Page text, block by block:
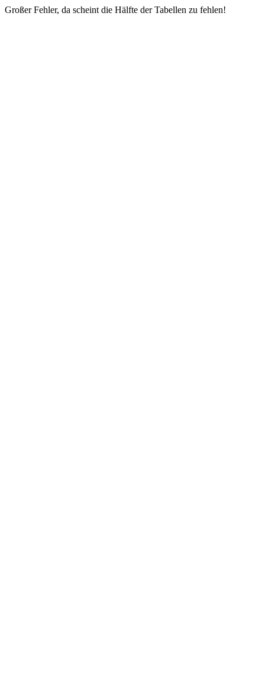
Großer Fehler, da scheint die Hälfte der Tabellen zu fehlen!